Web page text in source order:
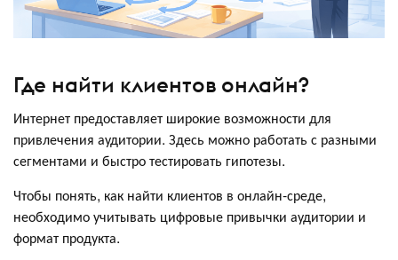
Где найти клиентов онлайн?
Интернет предоставляет широкие возможности для
привлечения аудитории. Здесь можно работать с разными
сегментами и быстро тестировать гипотезы.
Чтобы понять, как найти клиентов в онлайн-среде,
необходимо учитывать цифровые привычки аудитории и
формат продукта.